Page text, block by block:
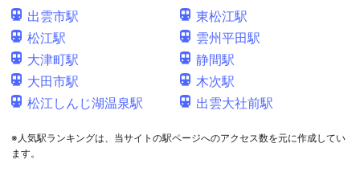
出雲市駅
松江駅
大津町駅
大田市駅
松江しんじ湖温泉駅
東松江駅
雲州平田駅
静間駅
木次駅
出雲大社前駅
※人気駅ランキングは、当サイトの駅ページへのアクセス数を元に作成してい
ます。